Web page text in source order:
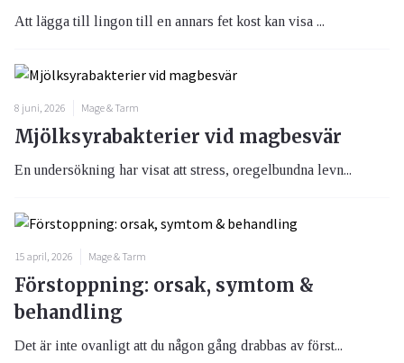
Att lägga till lingon till en annars fet kost kan visa ...
8 juni, 2026 Mage & Tarm
Mjölksyrabakterier vid magbesvär
En undersökning har visat att stress, oregelbundna levn...
15 april, 2026 Mage & Tarm
Förstoppning: orsak, symtom &
behandling
Det är inte ovanligt att du någon gång drabbas av först...